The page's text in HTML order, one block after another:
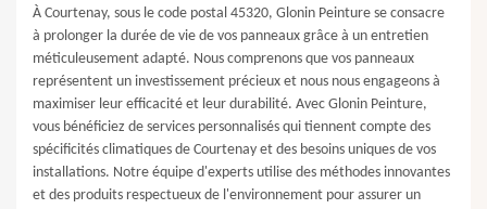
À Courtenay, sous le code postal 45320, Glonin Peinture se consacre
à prolonger la durée de vie de vos panneaux grâce à un entretien
méticuleusement adapté. Nous comprenons que vos panneaux
représentent un investissement précieux et nous nous engageons à
maximiser leur efficacité et leur durabilité. Avec Glonin Peinture,
vous bénéficiez de services personnalisés qui tiennent compte des
spécificités climatiques de Courtenay et des besoins uniques de vos
installations. Notre équipe d'experts utilise des méthodes innovantes
et des produits respectueux de l'environnement pour assurer un